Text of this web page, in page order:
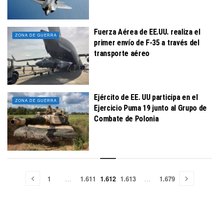
ZONA DE GUERRA
Fuerza Aérea de EE.UU. realiza el
primer envío de F-35 a través del
transporte aéreo
ZONA DE GUERRA
Ejército de EE. UU participa en el
Ejercicio Puma 19 junto al Grupo de
Combate de Polonia
1 … 1.611 1.612 1.613 … 1.679